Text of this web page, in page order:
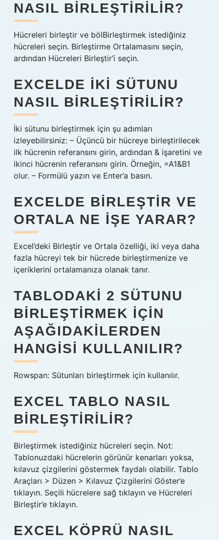
NASIL BIRLEŞTIRILIR?
Hücreleri birleştir ve bölBirleştirmek istediğiniz
hücreleri seçin. Birleştirme Ortalamasını seçin,
ardından Hücreleri Birleştir’i seçin.
EXCELDE IKI SÜTUNU
NASIL BIRLEŞTIRILIR?
İki sütunu birleştirmek için şu adımları
izleyebilirsiniz: – Üçüncü bir hücreye birleştirilecek
ilk hücrenin referansını girin, ardından & işaretini ve
ikinci hücrenin referansını girin. Örneğin, =A1&B1
olur. – Formülü yazın ve Enter’a basın.
EXCELDE BIRLEŞTIR VE
ORTALA NE IŞE YARAR?
Excel’deki Birleştir ve Ortala özelliği, iki veya daha
fazla hücreyi tek bir hücrede birleştirmenize ve
içeriklerini ortalamanıza olanak tanır.
TABLODAKI 2 SÜTUNU
BIRLEŞTIRMEK IÇIN
AŞAĞIDAKILERDEN
HANGISI KULLANILIR?
Rowspan: Sütunları birleştirmek için kullanılır.
EXCEL TABLO NASIL
BIRLEŞTIRILIR?
Birleştirmek istediğiniz hücreleri seçin. Not:
Tablonuzdaki hücrelerin görünür kenarları yoksa,
kılavuz çizgilerini göstermek faydalı olabilir. Tablo
Araçları > Düzen > Kılavuz Çizgilerini Göster’e
tıklayın. Seçili hücrelere sağ tıklayın ve Hücreleri
Birleştir’e tıklayın.
EXCEL KÖPRÜ NASIL